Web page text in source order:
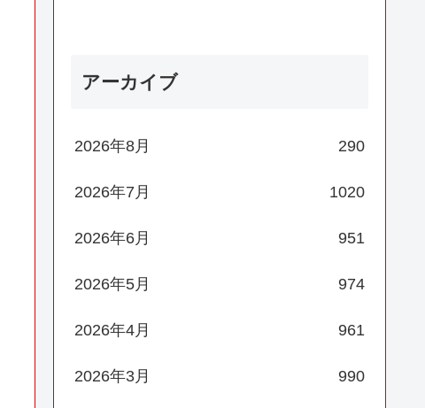
アーカイブ
2026年8月 290
2026年7月 1020
2026年6月 951
2026年5月 974
2026年4月 961
2026年3月 990